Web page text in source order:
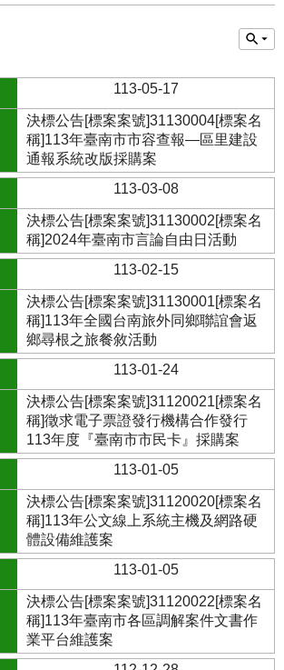
113-05-17
決標公告[標案案號]31130004[標案名
稱]113年臺南市市容查報—區里建設
通報系統改版採購案
113-03-08
決標公告[標案案號]31130002[標案名
稱]2024年臺南市言論自由日活動
113-02-15
決標公告[標案案號]31130001[標案名
稱]113年全國台南旅外同鄉聯誼會返
鄉尋根之旅餐敘活動
113-01-24
決標公告[標案案號]31120021[標案名
稱]徵求電子票證發行機構合作發行
113年度『臺南市市民卡』採購案
113-01-05
決標公告[標案案號]31120020[標案名
稱]113年公文線上系統主機及網路硬
體設備維護案
113-01-05
決標公告[標案案號]31120022[標案名
稱]113年臺南市各區調解案件文書作
業平台維護案